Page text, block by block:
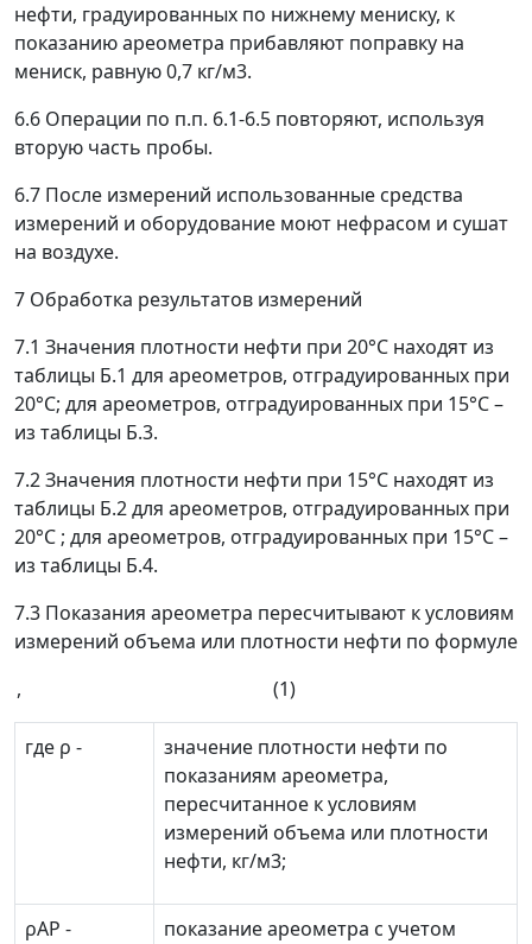
нефти, градуированных по нижнему мениску, к
показанию ареометра прибавляют поправку на
мениск, равную 0,7 кг/м3.
6.6 Операции по п.п. 6.1-6.5 повторяют, используя
вторую часть пробы.
6.7 После измерений использованные средства
измерений и оборудование моют нефрасом и сушат
на воздухе.
7 Обработка результатов измерений
7.1 Значения плотности нефти при 20°С находят из
таблицы Б.1 для ареометров, отградуированных при
20°С; для ареометров, отградуированных при 15°С–
из таблицы Б.3.
7.2 Значения плотности нефти при 15°С находят из
таблицы Б.2 для ареометров, отградуированных при
20°С ; для ареометров, отградуированных при 15°С–
из таблицы Б.4.
7.3 Показания ареометра пересчитывают к условиям
измерений объема или плотности нефти по формуле
, (1)
где ρ -
значение плотности нефти по
показаниям ареометра,
пересчитанное к условиям
измерений объема или плотности
нефти, кг/м3;
ρАР - показание ареометра с учетом